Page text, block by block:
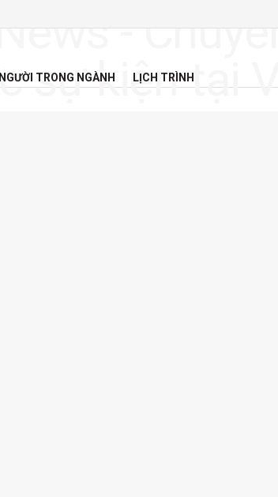
NGƯỜI TRONG NGÀNH LỊCH TRÌNH